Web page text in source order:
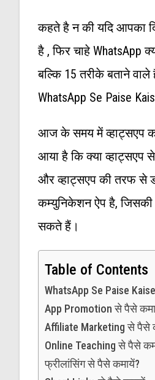
कहते है न की यदि आपका
है , फिर चाहे WhatsApp
बल्कि 15 तरीके बताने
WhatsApp Se Paise
आज के समय में व्हाट्सएप
आया है कि क्या व्हाट्सएप
और व्हाट्सएप की तरफ से
कम्युनिकेशन ऐप है,
सकते हैं।
Table of Contents
WhatsApp Se Paise
App Promotion से पैसे
Affiliate Marketing से पैसे
Online Teaching से पैसे
फ्रीलांसिंग से पैसे कमायें?